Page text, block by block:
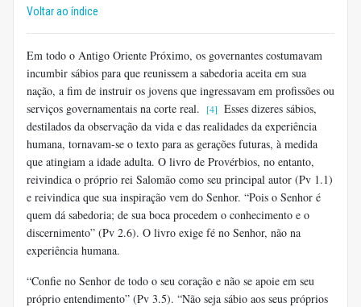
Voltar ao índice
Em todo o Antigo Oriente Próximo, os governantes costumavam
incumbir sábios para que reunissem a sabedoria aceita em sua
nação, a fim de instruir os jovens que ingressavam em profissões ou
serviços governamentais na corte real.
[4] Esses dizeres sábios,
destilados da observação da vida e das realidades da experiência
humana, tornavam-se o texto para as gerações futuras, à medida
que atingiam a idade adulta. O livro de Provérbios, no entanto,
reivindica o próprio rei Salomão como seu principal autor (Pv 1.1)
e reivindica que sua inspiração vem do Senhor. “Pois o Senhor é
quem dá sabedoria; de sua boca procedem o conhecimento e o
discernimento” (Pv 2.6). O livro exige fé no Senhor, não na
experiência humana.
“Confie no Senhor de todo o seu coração e não se apoie em seu
próprio entendimento” (Pv 3.5). “Não seja sábio aos seus próprios